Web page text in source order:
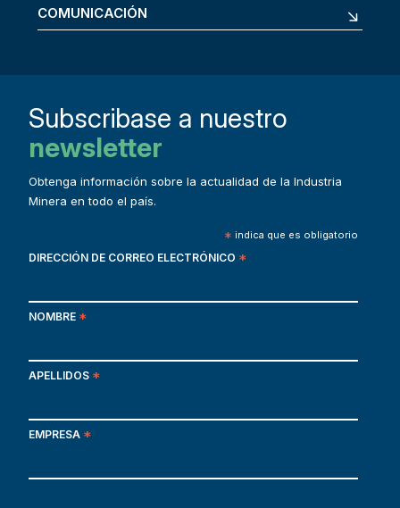
COMUNICACIÓN
Subscribase a nuestro
newsletter
Obtenga información sobre la actualidad de la Industria
Minera en todo el país.
* indica que es obligatorio
DIRECCIÓN DE CORREO ELECTRÓNICO *
NOMBRE *
APELLIDOS *
EMPRESA *